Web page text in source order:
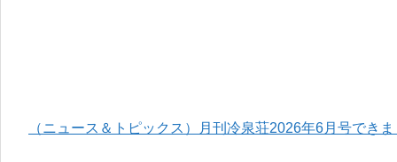
（ニュース＆トピックス）月刊冷泉荘2026年6月号でき